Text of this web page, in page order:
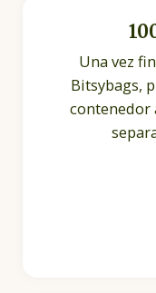
Una vez
Bitsybags,
contenedor